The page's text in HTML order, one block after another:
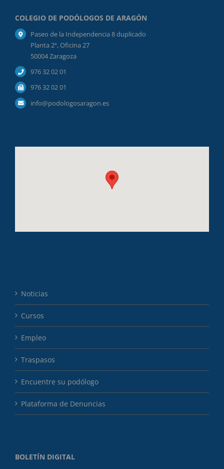
COLEGIO DE PODÓLOGOS DE ARAGÓN
Paseo de la Independencia 8 duplicado
Planta 2ª, Oficina 27
50004 Zaragoza
976 32 02 01
976 32 02 01
info@podologosaragon.es
Noticias
Cursos
Empleo
Traspasos
Encuentre su podólogo
Plataforma de Denuncias
BOLETÍN DIGITAL